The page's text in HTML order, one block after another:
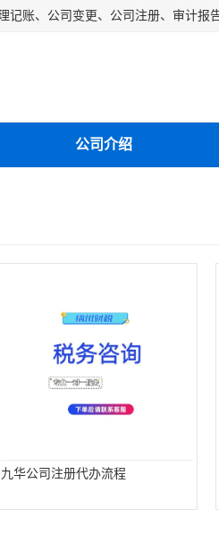
公司介绍
九华公司注册代办流程